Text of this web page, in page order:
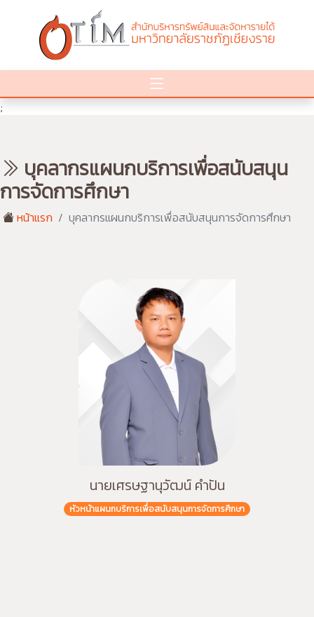
;
บุคลากรแผนกบริการเพื่อสนับสนุน
การจัดการศึกษา
หน้าแรก บุคลากรแผนกบริการเพื่อสนับสนุนการจัดการศึกษา
นายเศรษฐานุวัฒน์ คำปัน
หัวหน้าแผนกบริการเพื่อสนับสนุนการจัดการศึกษา